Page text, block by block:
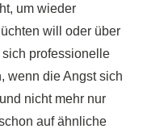
um wieder
will oder über
professionelle
wenn die Angst sich
nicht mehr nur
auf ähnliche